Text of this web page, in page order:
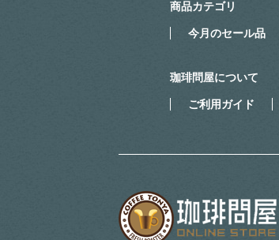
商品カテゴリ
今月のセール品
珈琲問屋について
ご利用ガイド